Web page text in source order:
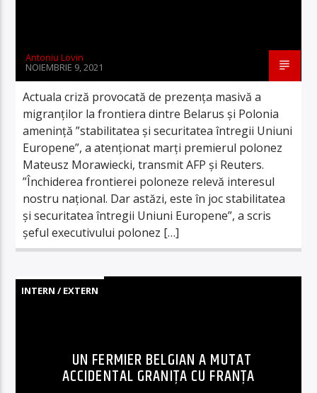
Antoniu Lovin
NOIEMBRIE 9, 2021
Actuala criză provocată de prezenţa masivă a
migranţilor la frontiera dintre Belarus şi Polonia
ameninţă ”stabilitatea şi securitatea întregii Uniuni
Europene”, a atenţionat marţi premierul polonez
Mateusz Morawiecki, transmit AFP şi Reuters.
”Închiderea frontierei poloneze relevă interesul
nostru naţional. Dar astăzi, este în joc stabilitatea
şi securitatea întregii Uniuni Europene”, a scris
şeful executivului polonez […]
INTERN / EXTERN
UN FERMIER BELGIAN A MUTAT
ACCIDENTAL GRANIȚA CU FRANȚA